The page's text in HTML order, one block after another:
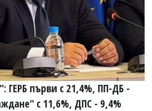
ГЕРБ първи с 21,4%, ПП-ДБ -
с 11,6%, ДПС - 9,4%